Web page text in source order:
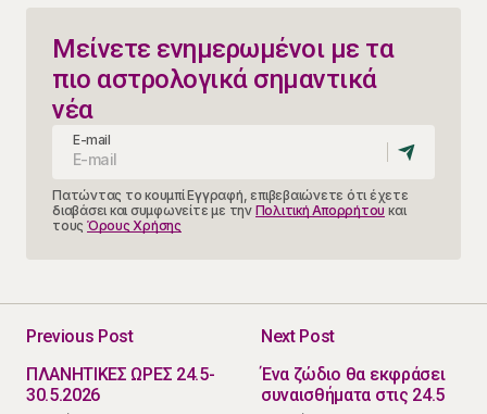
Μείνετε ενημερωμένοι με τα
πιο αστρολογικά σημαντικά
νέα
E-mail
Πατώντας το κουμπί Εγγραφή, επιβεβαιώνετε ότι έχετε
διαβάσει και συμφωνείτε με την Πολιτική Απορρήτου και
τους Όρους Χρήσης
Previous Post
ΠΛΑΝΗΤΙΚΕΣ ΩΡΕΣ 24.5-
30.5.2026
Next Post
Ένα ζώδιο θα εκφράσει
συναισθήματα στις 24.5